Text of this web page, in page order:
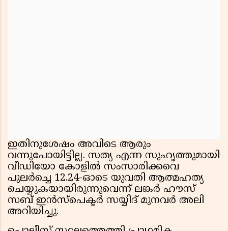
ഇതിനുശേഷം അവിടെ ആരും
വന്നുപോയിട്ടില്ല. സത്യ എന്ന സുഹൃത്തുമായി
വീഡിയോ കോളിൽ സംസാരിക്കവെ
പുലർച്ചെ 12.24-ഓടെ യുവതി ആത്മഹത്യ
ചെയ്യുകയായിരുന്നുവെന്ന് ലങ്കർ ഹൗസ്
സബ് ഇൻസ്പെക്ടർ സയ്യിദ് മുനവർ അലി
അറിയിച്ചു.